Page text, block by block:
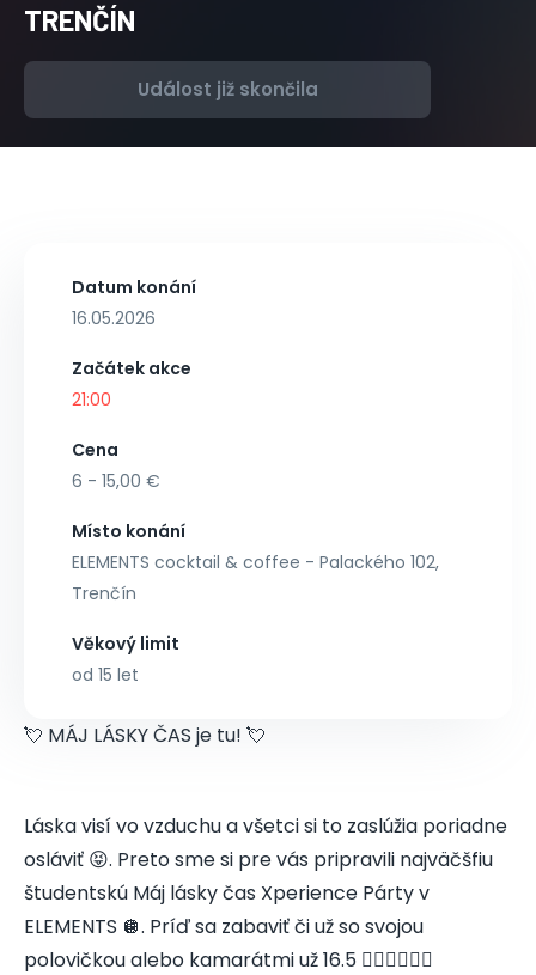
TRENČÍN
Událost již skončila
Datum konání
16.05.2026
Začátek akce
21:00
Cena
6 - 15,00 €
Místo konání
ELEMENTS cocktail & coffee - Palackého 102,
Trenčín
Věkový limit
od 15 let
💘 MÁJ LÁSKY ČAS je tu! 💘
Láska visí vo vzduchu a všetci si to zaslúžia poriadne
osláviť 😝. Preto sme si pre vás pripravili najväčšfiu
študentskú Máj lásky čas Xperience Párty v
ELEMENTS 🪩. Príď sa zabaviť či už so svojou
polovičkou alebo kamarátmi už 16.5 👩🏼‍❤️‍💋‍👨🏻